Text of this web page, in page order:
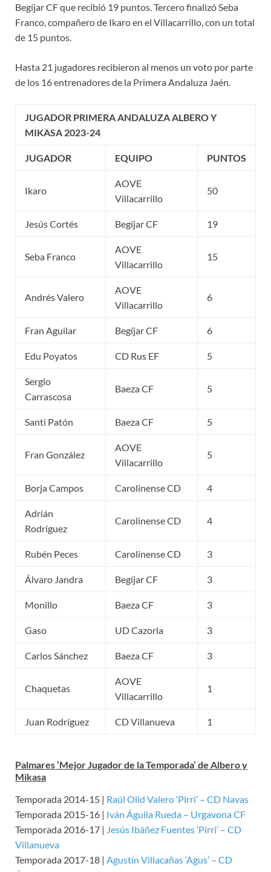
Begíjar CF que recibió 19 puntos. Tercero finalizó Seba
Franco, compañero de Ikaro en el Villacarrillo, con un total
de 15 puntos.
Hasta 21 jugadores recibieron al menos un voto por parte
de los 16 entrenadores de la Primera Andaluza Jaén.
JUGADOR PRIMERA ANDALUZA ALBERO Y
MIKASA 2023-24
JUGADOR EQUIPO PUNTOS
Ikaro
AOVE
Villacarrillo
50
Jesús Cortés Begíjar CF 19
Seba Franco
AOVE
Villacarrillo
15
Andrés Valero
AOVE
Villacarrillo
6
Fran Aguilar Begíjar CF 6
Edu Poyatos CD Rus EF 5
Sergio
Carrascosa
Baeza CF 5
Santi Patón Baeza CF 5
Fran González
AOVE
Villacarrillo
5
Borja Campos Carolinense CD 4
Adrián
Rodríguez
Carolinense CD 4
Rubén Peces Carolinense CD 3
Álvaro Jandra Begíjar CF 3
Monillo Baeza CF 3
Gaso UD Cazorla 3
Carlos Sánchez Baeza CF 3
Chaquetas
AOVE
Villacarrillo
1
Juan Rodríguez CD Villanueva 1
Palmares ‘Mejor Jugador de la Temporada’ de Albero y
Mikasa
Temporada 2014-15 | Raúl Olid Valero ‘Pirri’ – CD Navas
Temporada 2015-16 | Iván Águila Rueda – Urgavona CF
Temporada 2016-17 | Jesús Ibáñez Fuentes ‘Pirri’ – CD
Villanueva
Temporada 2017-18 | Agustín Villacañas ‘Agus’ – CD